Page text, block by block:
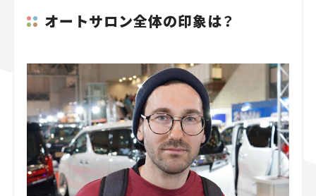
オートサロン全体の印象は？